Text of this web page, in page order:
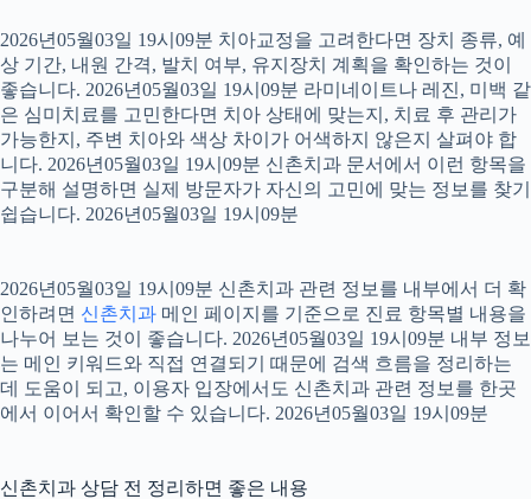
2026년05월03일 19시09분 치아교정을 고려한다면 장치 종류, 예
상 기간, 내원 간격, 발치 여부, 유지장치 계획을 확인하는 것이
좋습니다. 2026년05월03일 19시09분 라미네이트나 레진, 미백 같
은 심미치료를 고민한다면 치아 상태에 맞는지, 치료 후 관리가
가능한지, 주변 치아와 색상 차이가 어색하지 않은지 살펴야 합
니다. 2026년05월03일 19시09분 신촌치과 문서에서 이런 항목을
구분해 설명하면 실제 방문자가 자신의 고민에 맞는 정보를 찾기
쉽습니다. 2026년05월03일 19시09분
2026년05월03일 19시09분 신촌치과 관련 정보를 내부에서 더 확
인하려면 신촌치과 메인 페이지를 기준으로 진료 항목별 내용을
나누어 보는 것이 좋습니다. 2026년05월03일 19시09분 내부 정보
는 메인 키워드와 직접 연결되기 때문에 검색 흐름을 정리하는
데 도움이 되고, 이용자 입장에서도 신촌치과 관련 정보를 한곳
에서 이어서 확인할 수 있습니다. 2026년05월03일 19시09분
신촌치과 상담 전 정리하면 좋은 내용